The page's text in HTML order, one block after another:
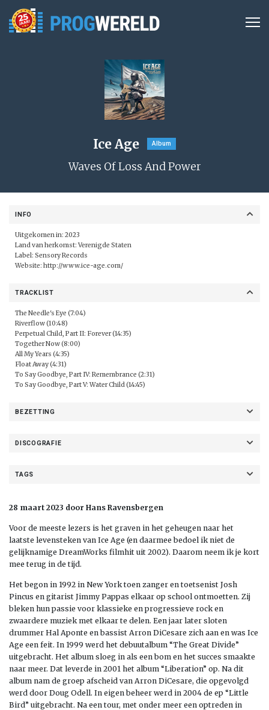
Ice Age Album
Waves Of Loss And Power
INFO
Uitgekomen in: 2023
Land van herkomst: Verenigde Staten
Label: Sensory Records
Website: http://www.ice-age.com/
TRACKLIST
The Needle's Eye (7:04)
Riverflow (10:48)
Perpetual Child, Part II: Forever (14:35)
Together Now (8:00)
All My Years (4:35)
Float Away (4:31)
To Say Goodbye, Part IV: Remembrance (2:31)
To Say Goodbye, Part V: Water Child (14:45)
BEZETTING
DISCOGRAFIE
TAGS
28 maart 2023 door Hans Ravensbergen
Voor de meeste lezers is het graven in het geheugen naar het
laatste levensteken van Ice Age (en daarmee bedoel ik niet de
gelijknamige DreamWorks filmhit uit 2002). Daarom neem ik je kort
mee terug in de tijd.
Het begon in 1992 in New York toen zanger en toetsenist Josh
Pincus en gitarist Jimmy Pappas elkaar op school ontmoetten. Zij
bleken hun passie voor klassieke en progressieve rock en
zwaardere muziek met elkaar te delen. Een jaar later sloten
drummer Hal Aponte en bassist Arron DiCesare zich aan en was Ice
Age een feit. In 1999 werd het debuutalbum “The Great Divide”
uitgebracht. Het album sloeg in als een bom en het succes smaakte
naar meer. Dat leverde in 2001 het album “Liberation” op. Na dit
album nam de groep afscheid van Arron DiCesare, die opgevolgd
werd door Doug Odell. In eigen beheer werd in 2004 de ep “Little
Bird” uitgebracht. Na een tour, met onder meer een optreden in